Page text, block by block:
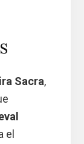
Sacra,
el